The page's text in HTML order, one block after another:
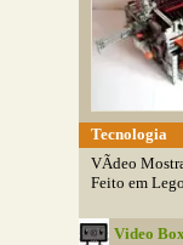
Tecnologia
VÃ­deo
Feito em Lego
Video